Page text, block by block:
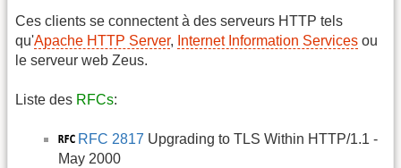
Ces clients se connectent à des serveurs HTTP tels
qu'Apache HTTP Server, Internet Information Services ou
le serveur web Zeus.
Liste des RFCs:
RFC 2817 Upgrading to TLS Within HTTP/1.1 -
May 2000